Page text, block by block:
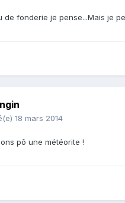
de fonderie je pense...Mais je
18 mars 2014
pô une météorite !